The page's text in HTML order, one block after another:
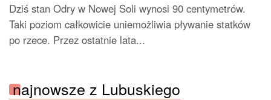
Dziś stan Odry w Nowej Soli wynosi 90 centymetrów.
Taki poziom całkowicie uniemożliwia pływanie statków
po rzece. Przez ostatnie lata...
najnowsze z Lubuskiego